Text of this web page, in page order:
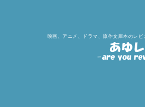
映画、アニメ、ドラマ、原作文庫本のレ